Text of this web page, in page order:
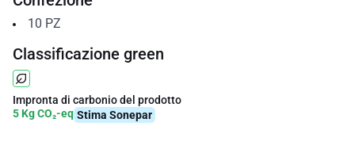
10 PZ
Classificazione green
Impronta di carbonio del prodotto
5 Kg CO₂-eq Stima Sonepar